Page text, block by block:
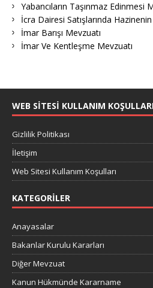
Yabancıların Taşınmaz Edinmesi
İcra Dairesi Satışlarında
İmar Barışı Mevzuatı
İmar Ve Kentleşme Mevzuatı
WEB SITESI KULLANIM
Gizlilik Politikası
İletişim
Web Sitesi Kullanım Koşulları
KATEGORILER
Anayasalar
Bakanlar Kurulu Kararları
Diğer Mevzuat
Kanun Hükmünde Kararname